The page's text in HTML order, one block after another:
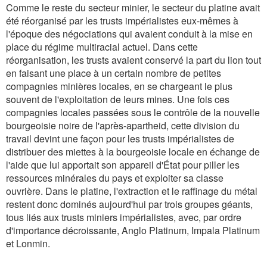
Comme le reste du secteur minier, le secteur du platine avait
été réorganisé par les trusts impérialistes eux-mêmes à
l'époque des négociations qui avaient conduit à la mise en
place du régime multiracial actuel. Dans cette
réorganisation, les trusts avaient conservé la part du lion tout
en faisant une place à un certain nombre de petites
compagnies minières locales, en se chargeant le plus
souvent de l'exploitation de leurs mines. Une fois ces
compagnies locales passées sous le contrôle de la nouvelle
bourgeoisie noire de l'après-apartheid, cette division du
travail devint une façon pour les trusts impérialistes de
distribuer des miettes à la bourgeoisie locale en échange de
l'aide que lui apportait son appareil d'État pour piller les
ressources minérales du pays et exploiter sa classe
ouvrière. Dans le platine, l'extraction et le raffinage du métal
restent donc dominés aujourd'hui par trois groupes géants,
tous liés aux trusts miniers impérialistes, avec, par ordre
d'importance décroissante, Anglo Platinum, Impala Platinum
et Lonmin.